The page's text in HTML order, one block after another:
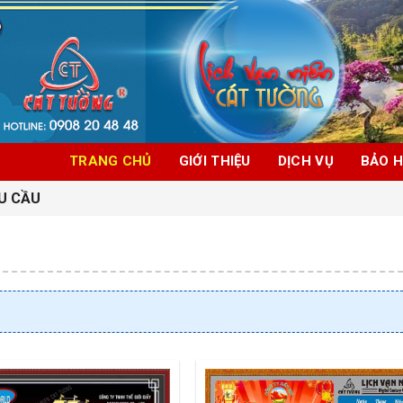
TRANG CHỦ GIỚI THIỆU DỊCH VỤ BẢO
CẦU